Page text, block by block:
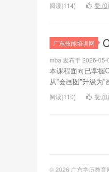
阅读(114) 赞 (0)
广东技能培训网
mba 发布于 2026-05-
本课程面向已掌握
从”会画图”升级为
阅读(110) 赞 (0)
© 2026 广东学历教育